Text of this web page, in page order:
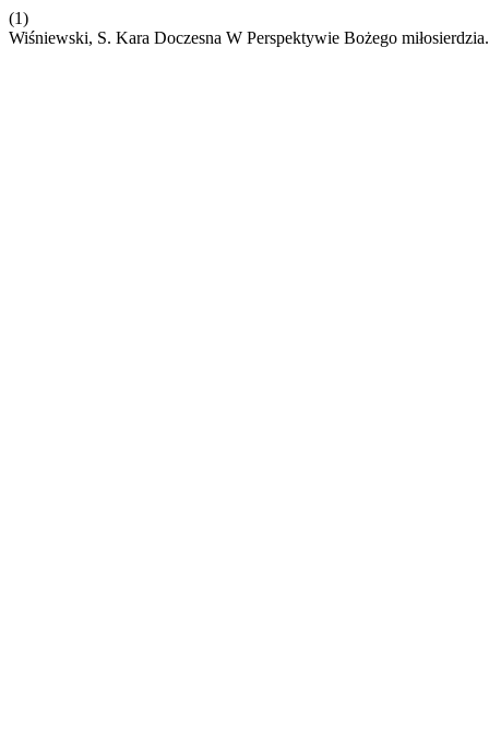
(1)
Wiśniewski, S. Kara Doczesna W Perspektywie Bożego